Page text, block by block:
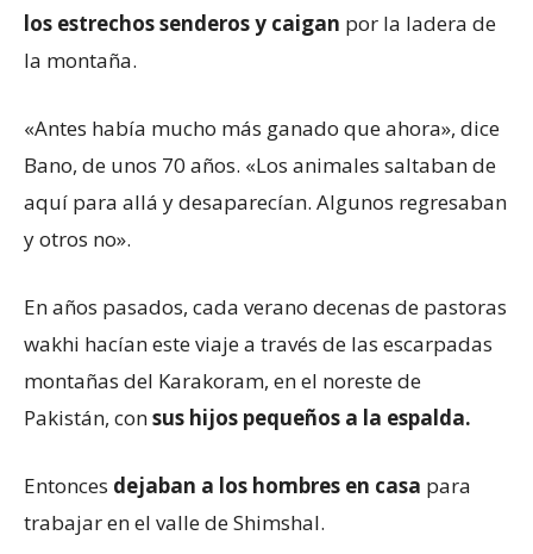
los estrechos senderos y caigan por la ladera de
la montaña.
«Antes había mucho más ganado que ahora», dice
Bano, de unos 70 años. «Los animales saltaban de
aquí para allá y desaparecían. Algunos regresaban
y otros no».
En años pasados, cada verano decenas de pastoras
wakhi hacían este viaje a través de las escarpadas
montañas del Karakoram, en el noreste de
Pakistán, consus hijos pequeños a la espalda.
Entonces dejaban a los hombres en casa para
trabajar en el valle de Shimshal.